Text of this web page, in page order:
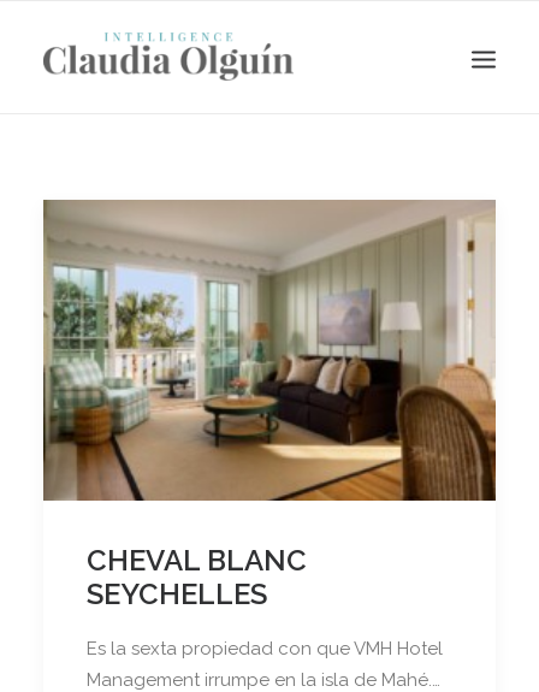
Search
CHEVAL BLANC
SEYCHELLES
Es la sexta propiedad con que VMH Hotel
Management irrumpe en la isla de Mahé.…